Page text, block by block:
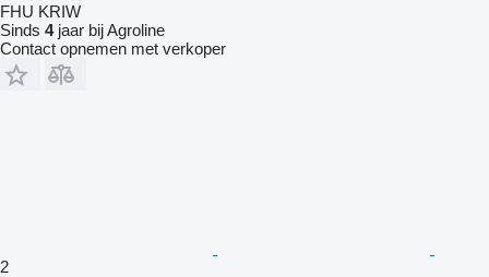
FHU KRIW
Sinds 4jaar bij Agroline
Contact opnemen met verkoper
2